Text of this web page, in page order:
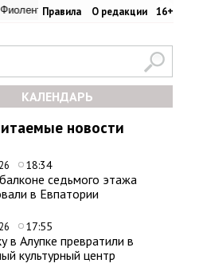
Правила О редакции 16+
Казачья бухта: +25.4°C
Керчь: +28.5°C Никитский сад:
КАЛЕНДАРЬ
новости
18:34
седьмого этажа
в Евпатории
17:55
в Алупке превратили в
культурный центр